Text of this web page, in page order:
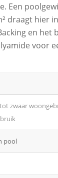
Een
draagt hier
en het
voor
zwaar
pool